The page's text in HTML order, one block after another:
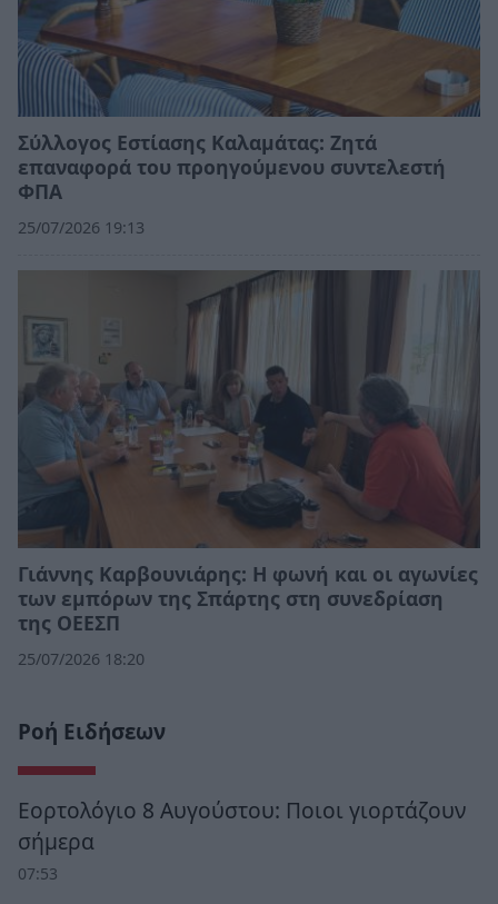
Σύλλογος Εστίασης Καλαμάτας: Ζητά
επαναφορά του προηγούμενου συντελεστή
ΦΠΑ
25/07/2026 19:13
Γιάννης Καρβουνιάρης: Η φωνή και οι αγωνίες
των εμπόρων της Σπάρτης στη συνεδρίαση
της ΟΕΕΣΠ
25/07/2026 18:20
Ροή Ειδήσεων
Εορτολόγιο 8 Αυγούστου: Ποιοι γιορτάζουν
σήμερα
07:53